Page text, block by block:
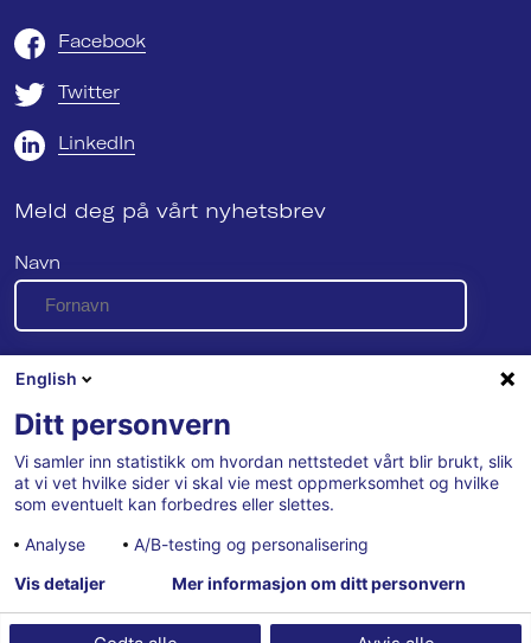
Facebook
Twitter
LinkedIn
Meld deg på vårt nyhetsbrev
Navn
E-post
Se vår personvernerklæring her
English
Ditt personvern
Vi samler inn statistikk om hvordan nettstedet vårt blir brukt, slik
at vi vet hvilke sider vi skal vie mest oppmerksomhet og hvilke
som eventuelt kan forbedres eller slettes.
Analyse
A/B-testing og personalisering
Vis detaljer Mer informasjon om ditt personvern